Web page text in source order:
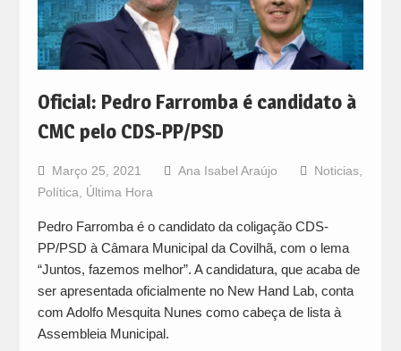
Oficial: Pedro Farromba é candidato à
CMC pelo CDS-PP/PSD
Março 25, 2021 Ana Isabel Araújo Noticias,
Política
Última Hora
Pedro Farromba é o candidato da coligação CDS-
PP/PSD à Câmara Municipal da Covilhã, com o lema
“Juntos, fazemos melhor”. A candidatura, que acaba de
ser apresentada oficialmente no New Hand Lab, conta
com Adolfo Mesquita Nunes como cabeça de lista à
Assembleia Municipal.